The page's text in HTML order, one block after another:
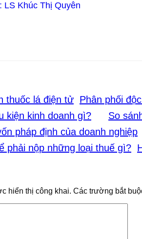
LS Khúc Thị Quyên
Phân phối
kiện kinh doanh gì?
So
pháp định của doanh nghiệp
hiển thị công khai. Các trường bắt